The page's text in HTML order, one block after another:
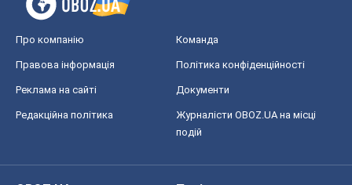
Про компанію Команда
Правова інформація Політика конфіденційності
Реклама на сайті Документи
Редакційна політика
Журналісти OBOZ.UA на місці
подій